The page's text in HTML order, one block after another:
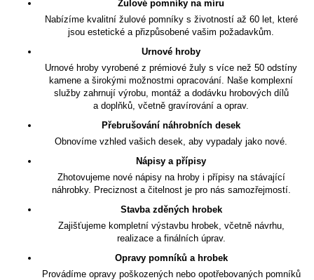
Žulové pomníky na míru
Nabízíme kvalitní žulové pomníky s životností až 60 let, které
jsou estetické a přizpůsobené vašim požadavkům.
Urnové hroby
Urnové hroby vyrobené z prémiové žuly s více než 50 odstíny
kamene a širokými možnostmi opracování. Naše komplexní
služby zahrnují výrobu, montáž a dodávku hrobových dílů
a doplňků, včetně gravírování a oprav.
Přebrušování náhrobních desek
Obnovíme vzhled vašich desek, aby vypadaly jako nové.
Nápisy a přípisy
Zhotovujeme nové nápisy na hroby i přípisy na stávající
náhrobky. Preciznost a čitelnost je pro nás samozřejmostí.
Stavba zděných hrobek
Zajišťujeme kompletní výstavbu hrobek, včetně návrhu,
realizace a finálních úprav.
Opravy pomníků a hrobek
Provádíme opravy poškozených nebo opotřebovaných pomníků